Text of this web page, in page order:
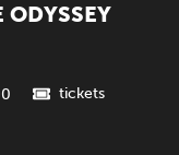
ODYSSEY
tickets